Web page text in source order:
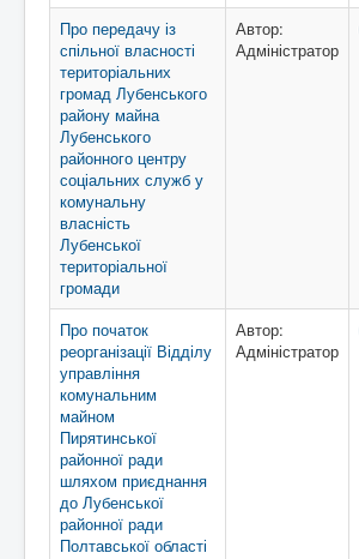
Про передачу із
спільної власності
територіальних
громад Лубенського
району майна
Лубенського
районного центру
соціальних служб у
комунальну
власність
Лубенської
територіальної
громади
Автор:
Адміністратор
Про початок
реорганізації Відділу
управління
комунальним
майном
Пирятинської
районної ради
шляхом приєднання
до Лубенської
районної ради
Полтавської області
Автор:
Адміністратор